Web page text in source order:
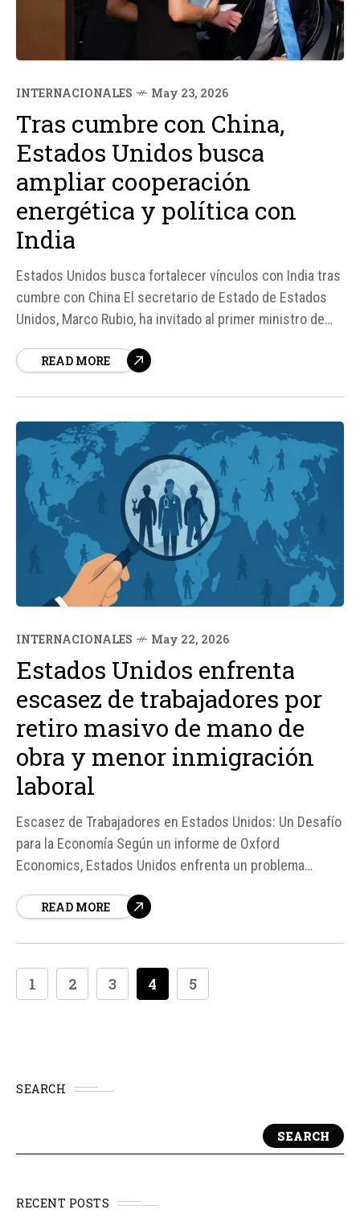
INTERNACIONALES May 23, 2026
Tras cumbre con China,
Estados Unidos busca
ampliar cooperación
energética y política con
India
Estados Unidos busca fortalecer vínculos con India tras
cumbre con China El secretario de Estado de Estados
Unidos, Marco Rubio, ha invitado al primer ministro de
"futuro próximo", en medio de un renovado
READ MORE
INTERNACIONALES May 22, 2026
Estados Unidos enfrenta
escasez de trabajadores por
retiro masivo de mano de
obra y menor inmigración
laboral
Escasez de Trabajadores en Estados Unidos: Un Desafío
para la Economía Según un informe de Oxford
Economics, Estados Unidos enfrenta un problema
de su economía durante la próxima década. El
READ MORE
1 2 3 4 5
SEARCH
SEARCH
RECENT POSTS